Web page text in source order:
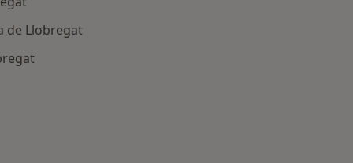
de Llobregat